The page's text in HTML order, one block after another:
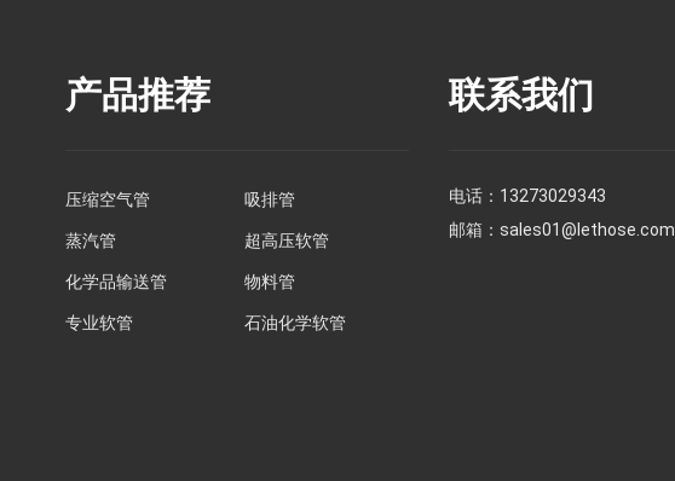
产品推荐
压缩空气管 吸排管
蒸汽管 超高压软管
化学品输送管 物料管
专业软管 石油化学软管
联系我们
电话： 13273029343
邮箱：sales01@lethose.com